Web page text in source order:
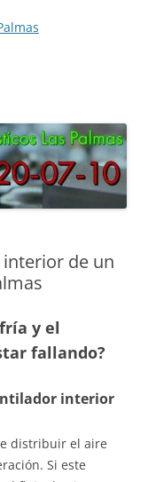
de un
y el
fallando?
interior
distribuir el aire
Si este